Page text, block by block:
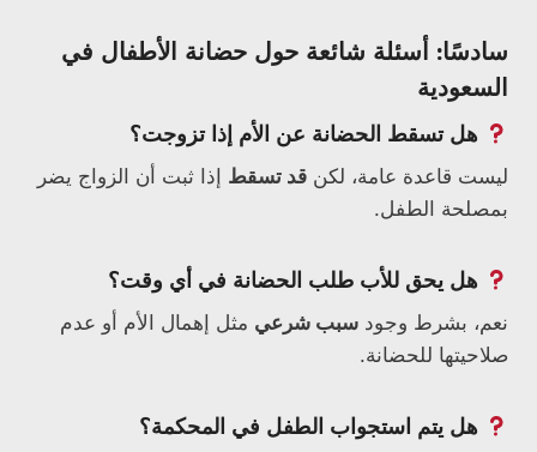
سادسًا: أسئلة شائعة حول حضانة الأطفال في
السعودية
هل تسقط الحضانة عن الأم إذا تزوجت؟
ليست قاعدة عامة، لكن قد تسقط إذا ثبت أن الزواج يضر
بمصلحة الطفل.
هل يحق للأب طلب الحضانة في أي وقت؟
نعم، بشرط وجود سبب شرعي مثل إهمال الأم أو عدم
صلاحيتها للحضانة.
هل يتم استجواب الطفل في المحكمة؟